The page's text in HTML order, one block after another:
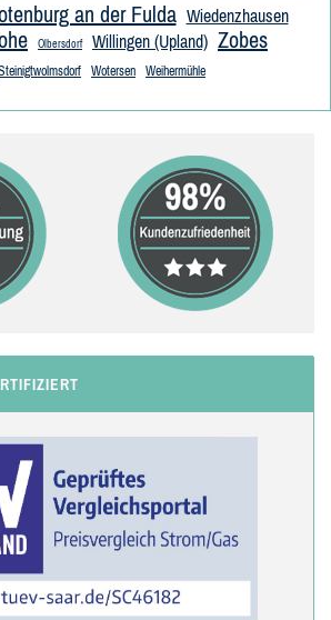
an der Fulda Wiedenzhausen
Olbersdorf Willingen (Upland) Zobes
Wotersen Weihermühle